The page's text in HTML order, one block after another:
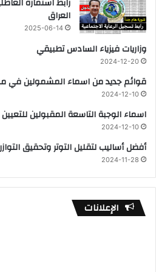
العراق
2025-06-14
وزاريات فيزياء السادس تطبيقي
2024-12-20
قوائم جديد من اسماء المشمولين في مبالغ
2024-12-10
اسماء الوجبة التاسعة المقبولين للتعيين ضمن
2024-12-10
أفضل أساليب لتقليل التوتر وتحقيق
2024-11-28
الإعلانات